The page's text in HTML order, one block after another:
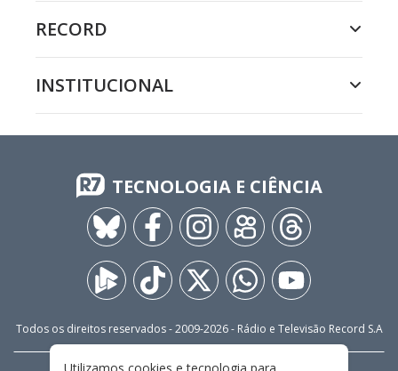
RECORD
INSTITUCIONAL
TECNOLOGIA E CIÊNCIA
Todos os direitos reservados - 2009-2026- Rádio e Televisão Record S.A